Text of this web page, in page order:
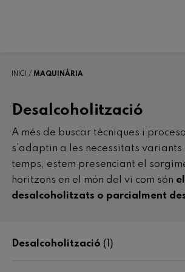
INICI MAQUINÀRIA
Desalcoholització
A més de buscar tècniques i
s’adaptin a les necessitats variants
temps, estem presenciant el
horitzons en el món del vi com són
desalcoholitzats o parcialment
Desalcoholització (1)